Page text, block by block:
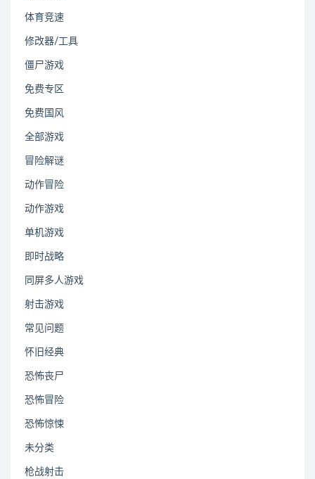
体育竞速
修改器/工具
僵尸游戏
免费专区
免费国风
全部游戏
冒险解谜
动作冒险
动作游戏
单机游戏
即时战略
同屏多人游戏
射击游戏
常见问题
怀旧经典
恐怖丧尸
恐怖冒险
恐怖惊悚
未分类
枪战射击